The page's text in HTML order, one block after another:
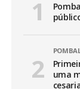
uma